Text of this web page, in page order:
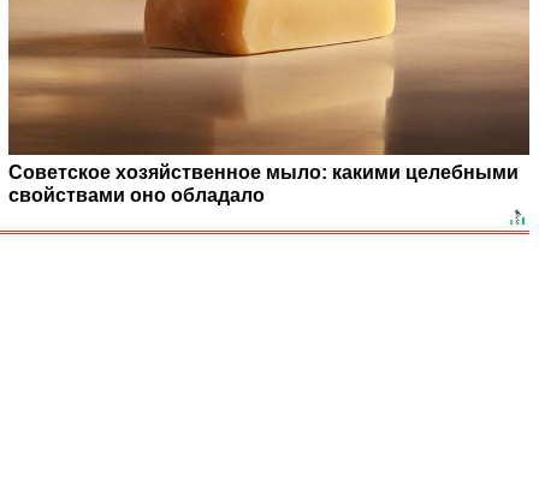
Советское хозяйственное мыло: какими целебными
свойствами оно обладало